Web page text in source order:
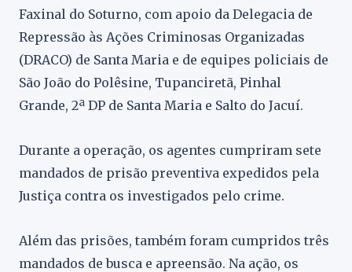
Faxinal do Soturno, com apoio da Delegacia de
Repressão às Ações Criminosas Organizadas
(DRACO) de Santa Maria e de equipes policiais de
São João do Polêsine, Tupanciretã, Pinhal
Grande, 2ª DP de Santa Maria e Salto do Jacuí.
Durante a operação, os agentes cumpriram sete
mandados de prisão preventiva expedidos pela
Justiça contra os investigados pelo crime.
Além das prisões, também foram cumpridos três
mandados de busca e apreensão. Na ação, os